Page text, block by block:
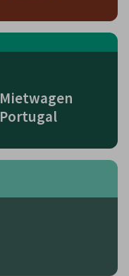
Mietwagen
Portugal